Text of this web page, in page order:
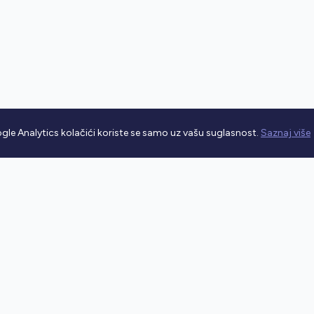
Analytics kolačići koriste se samo uz vašu suglasnost. Saznaj više